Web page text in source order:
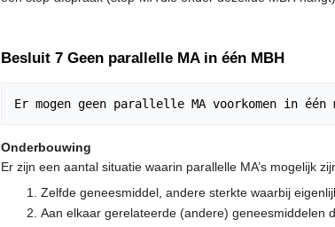
Besluit 7 Geen parallelle MA in één MBH
Onderbouwing
Er zijn een aantal situatie waarin parallelle MA’s mogelijk
Zelfde geneesmiddel, andere sterkte waarbij
Aan elkaar gerelateerde (andere) geneesmiddelen